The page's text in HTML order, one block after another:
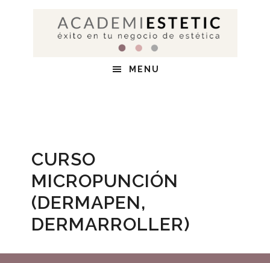
MENU
CURSO
MICROPUNCIÓN
(DERMAPEN,
DERMARROLLER)